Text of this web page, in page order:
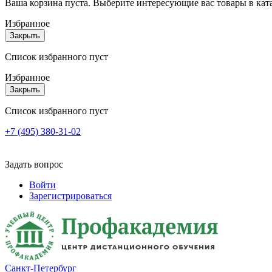
Ваша корзина пуста. Выберите интересующие вас товары в
Избранное
Закрыть
Список избранного пуст
Избранное
Закрыть
Список избранного пуст
+7 (495) 380-31-02
Задать вопрос
Войти
Зарегистрироваться
Санкт-Петербург